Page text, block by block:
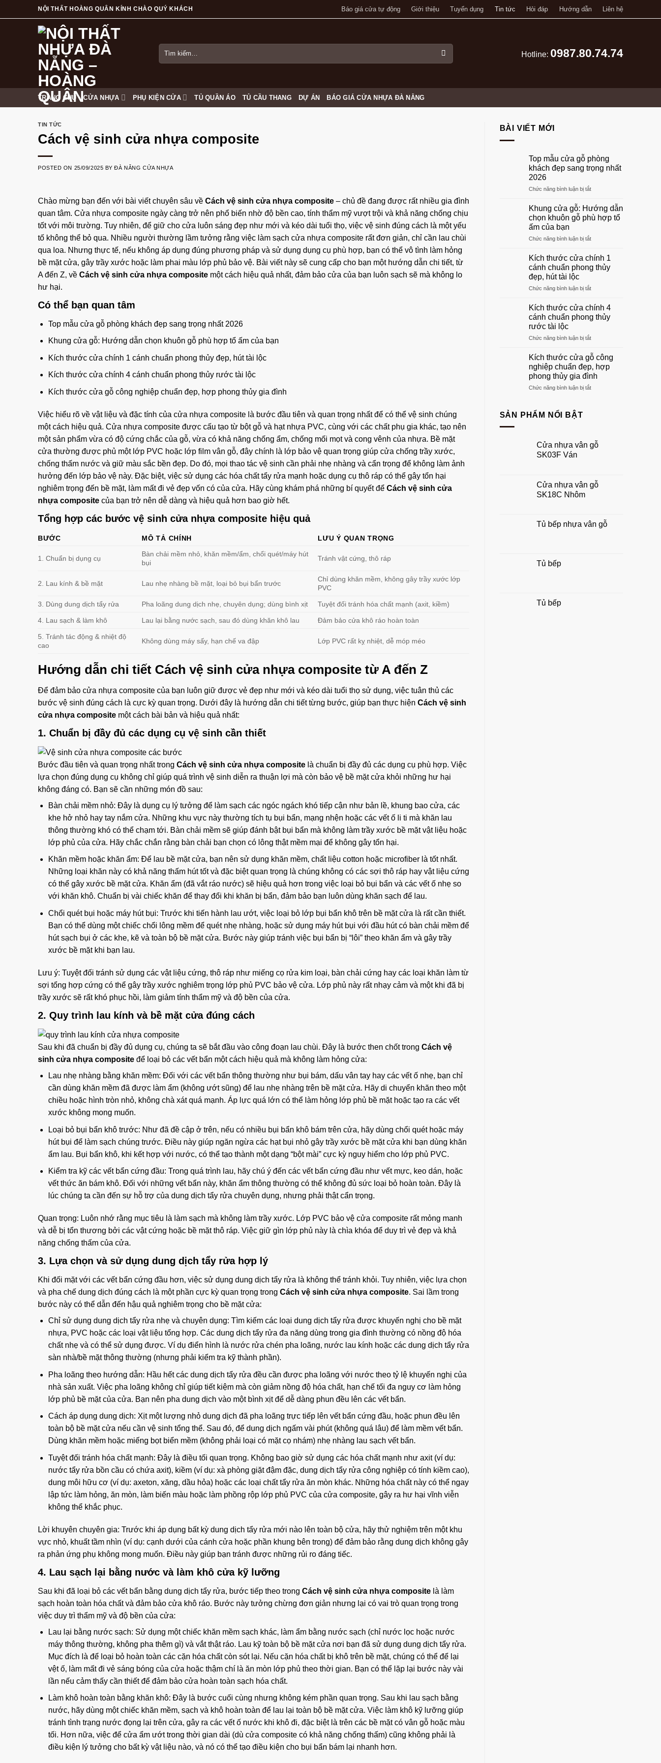
to
NỘI THẤT HOÀNG QUÂN KÍNH CHÀO QUÝ KHÁCH Báo giá cửa tự động Giới thiệu Tuyển dụng Tin tức Hỏi đáp Hướng dẫn Liên hệ
Tìm
kiếm:
Hotline: 0987.80.74.74
TRANG CHỦ CỬA NHỰA PHỤ KIỆN CỬA TỦ QUẦN ÁO TỦ CẦU THANG DỰ ÁN BÁO GIÁ CỬA NHỰA ĐÀ NẴNG
TIN TỨC
Cách vệ sinh cửa nhựa composite
POSTED ON 25/09/2025 BYĐÀ NẴNG CỬA NHỰA
Chào mừng bạn đến với bài viết chuyên sâu về Cách vệ sinh cửa nhựa composite – chủ đề đang được rất nhiều gia đình
quan tâm. Cửa nhựa composite ngày càng trở nên phổ biến nhờ độ bền cao, tính thẩm mỹ vượt trội và khả năng chống chịu
tốt với môi trường. Tuy nhiên, để giữ cho cửa luôn sáng đẹp như mới và kéo dài tuổi thọ, việc vệ sinh đúng cách là một yếu
tố không thể bỏ qua. Nhiều người thường lầm tưởng rằng việc làm sạch cửa nhựa composite rất đơn giản, chỉ cần lau chùi
qua loa. Nhưng thực tế, nếu không áp dụng đúng phương pháp và sử dụng dụng cụ phù hợp, bạn có thể vô tình làm hỏng
bề mặt cửa, gây trầy xước hoặc làm phai màu lớp phủ bảo vệ. Bài viết này sẽ cung cấp cho bạn một hướng dẫn chi tiết, từ
A đến Z, về Cách vệ sinh cửa nhựa composite một cách hiệu quả nhất, đảm bảo cửa của bạn luôn sạch sẽ mà không lo
hư hại.
Có thể bạn quan tâm
Top mẫu cửa gỗ phòng khách đẹp sang trọng nhất 2026
Khung cửa gỗ: Hướng dẫn chọn khuôn gỗ phù hợp tổ ấm của bạn
Kích thước cửa chính 1 cánh chuẩn phong thủy đẹp, hút tài lộc
Kích thước cửa chính 4 cánh chuẩn phong thủy rước tài lộc
Kích thước cửa gỗ công nghiệp chuẩn đẹp, hợp phong thủy gia đình
Việc hiểu rõ về vật liệu và đặc tính của cửa nhựa composite là bước đầu tiên và quan trọng nhất để có thể vệ sinh chúng
một cách hiệu quả. Cửa nhựa composite được cấu tạo từ bột gỗ và hạt nhựa PVC, cùng với các chất phụ gia khác, tạo nên
một sản phẩm vừa có độ cứng chắc của gỗ, vừa có khả năng chống ẩm, chống mối mọt và cong vênh của nhựa. Bề mặt
cửa thường được phủ một lớp PVC hoặc lớp film vân gỗ, đây chính là lớp bảo vệ quan trọng giúp cửa chống trầy xước,
chống thấm nước và giữ màu sắc bền đẹp. Do đó, mọi thao tác vệ sinh cần phải nhẹ nhàng và cẩn trọng để không làm ảnh
hưởng đến lớp bảo vệ này. Đặc biệt, việc sử dụng các hóa chất tẩy rửa mạnh hoặc dụng cụ thô ráp có thể gây tổn hại
nghiêm trọng đến bề mặt, làm mất đi vẻ đẹp vốn có của cửa. Hãy cùng khám phá những bí quyết để Cách vệ sinh cửa
nhựa composite của bạn trở nên dễ dàng và hiệu quả hơn bao giờ hết.
Tổng hợp các bước vệ sinh cửa nhựa composite hiệu quả
BƯỚC MÔ TẢ CHÍNH LƯU Ý QUAN TRỌNG
1. Chuẩn bị dụng cụ
Bàn chải mềm nhỏ, khăn mềm/ẩm, chổi quét/máy hút
bụi
Tránh vật cứng, thô ráp
2. Lau kính & bề mặt Lau nhẹ nhàng bề mặt, loại bỏ bụi bẩn trước
Chỉ dùng khăn mềm, không gây trầy xước lớp
PVC
3. Dùng dung dịch tẩy rửa Pha loãng dung dịch nhẹ, chuyên dụng; dùng bình xịt Tuyệt đối tránh hóa chất mạnh (axit, kiềm)
4. Lau sạch & làm khô Lau lại bằng nước sạch, sau đó dùng khăn khô lau Đảm bảo cửa khô ráo hoàn toàn
5. Tránh tác động & nhiệt độ
cao
Không dùng máy sấy, hạn chế va đập Lớp PVC rất kỵ nhiệt, dễ móp méo
Hướng dẫn chi tiết Cách vệ sinh cửa nhựa composite từ A đến Z
Để đảm bảo cửa nhựa composite của bạn luôn giữ được vẻ đẹp như mới và kéo dài tuổi thọ sử dụng, việc tuân thủ các
bước vệ sinh đúng cách là cực kỳ quan trọng. Dưới đây là hướng dẫn chi tiết từng bước, giúp bạn thực hiện Cách vệ sinh
cửa nhựa composite một cách bài bản và hiệu quả nhất:
1. Chuẩn bị đầy đủ các dụng cụ vệ sinh cần thiết
Bước đầu tiên và quan trọng nhất trong Cách vệ sinh cửa nhựa composite là chuẩn bị đầy đủ các dụng cụ phù hợp. Việc
lựa chọn đúng dụng cụ không chỉ giúp quá trình vệ sinh diễn ra thuận lợi mà còn bảo vệ bề mặt cửa khỏi những hư hại
không đáng có. Bạn sẽ cần những món đồ sau:
Bàn chải mềm nhỏ: Đây là dụng cụ lý tưởng để làm sạch các ngóc ngách khó tiếp cận như bản lề, khung bao cửa, các
khe hở nhỏ hay tay nắm cửa. Những khu vực này thường tích tụ bụi bẩn, mạng nhện hoặc các vết ố li ti mà khăn lau
thông thường khó có thể chạm tới. Bàn chải mềm sẽ giúp đánh bật bụi bẩn mà không làm trầy xước bề mặt vật liệu hoặc
lớp phủ của cửa. Hãy chắc chắn rằng bàn chải bạn chọn có lông thật mềm mại để không gây tổn hại.
Khăn mềm hoặc khăn ẩm: Để lau bề mặt cửa, bạn nên sử dụng khăn mềm, chất liệu cotton hoặc microfiber là tốt nhất.
Những loại khăn này có khả năng thấm hút tốt và đặc biệt quan trọng là chúng không có các sợi thô ráp hay vật liệu cứng
có thể gây xước bề mặt cửa. Khăn ẩm (đã vắt ráo nước) sẽ hiệu quả hơn trong việc loại bỏ bụi bẩn và các vết ố nhẹ so
với khăn khô. Chuẩn bị vài chiếc khăn để thay đổi khi khăn bị bẩn, đảm bảo bạn luôn dùng khăn sạch để lau.
Chổi quét bụi hoặc máy hút bụi: Trước khi tiến hành lau ướt, việc loại bỏ lớp bụi bẩn khô trên bề mặt cửa là rất cần thiết.
Bạn có thể dùng một chiếc chổi lông mềm để quét nhẹ nhàng, hoặc sử dụng máy hút bụi với đầu hút có bàn chải mềm để
hút sạch bụi ở các khe, kẽ và toàn bộ bề mặt cửa. Bước này giúp tránh việc bụi bẩn bị “lôi” theo khăn ẩm và gây trầy
xước bề mặt khi bạn lau.
Lưu ý: Tuyệt đối tránh sử dụng các vật liệu cứng, thô ráp như miếng cọ rửa kim loại, bàn chải cứng hay các loại khăn làm từ
sợi tổng hợp cứng có thể gây trầy xước nghiêm trọng lớp phủ PVC bảo vệ cửa. Lớp phủ này rất nhạy cảm và một khi đã bị
trầy xước sẽ rất khó phục hồi, làm giảm tính thẩm mỹ và độ bền của cửa.
2. Quy trình lau kính và bề mặt cửa đúng cách
Sau khi đã chuẩn bị đầy đủ dụng cụ, chúng ta sẽ bắt đầu vào công đoạn lau chùi. Đây là bước then chốt trong Cách vệ
sinh cửa nhựa composite để loại bỏ các vết bẩn một cách hiệu quả mà không làm hỏng cửa:
Lau nhẹ nhàng bằng khăn mềm: Đối với các vết bẩn thông thường như bụi bám, dấu vân tay hay các vết ố nhẹ, bạn chỉ
cần dùng khăn mềm đã được làm ẩm (không ướt sũng) để lau nhẹ nhàng trên bề mặt cửa. Hãy di chuyển khăn theo một
chiều hoặc hình tròn nhỏ, không chà xát quá mạnh. Áp lực quá lớn có thể làm hỏng lớp phủ bề mặt hoặc tạo ra các vết
xước không mong muốn.
Loại bỏ bụi bẩn khô trước: Như đã đề cập ở trên, nếu có nhiều bụi bẩn khô bám trên cửa, hãy dùng chổi quét hoặc máy
hút bụi để làm sạch chúng trước. Điều này giúp ngăn ngừa các hạt bụi nhỏ gây trầy xước bề mặt cửa khi bạn dùng khăn
ẩm lau. Bụi bẩn khô, khi kết hợp với nước, có thể tạo thành một dạng “bột mài” cực kỳ nguy hiểm cho lớp phủ PVC.
Kiểm tra kỹ các vết bẩn cứng đầu: Trong quá trình lau, hãy chú ý đến các vết bẩn cứng đầu như vết mực, keo dán, hoặc
vết thức ăn bám khô. Đối với những vết bẩn này, khăn ẩm thông thường có thể không đủ sức loại bỏ hoàn toàn. Đây là
lúc chúng ta cần đến sự hỗ trợ của dung dịch tẩy rửa chuyên dụng, nhưng phải thật cẩn trọng.
Quan trọng: Luôn nhớ rằng mục tiêu là làm sạch mà không làm trầy xước. Lớp PVC bảo vệ cửa composite rất mỏng manh
và dễ bị tổn thương bởi các vật cứng hoặc bề mặt thô ráp. Việc giữ gìn lớp phủ này là chìa khóa để duy trì vẻ đẹp và khả
năng chống thấm của cửa.
3. Lựa chọn và sử dụng dung dịch tẩy rửa hợp lý
Khi đối mặt với các vết bẩn cứng đầu hơn, việc sử dụng dung dịch tẩy rửa là không thể tránh khỏi. Tuy nhiên, việc lựa chọn
và pha chế dung dịch đúng cách là một phần cực kỳ quan trọng trong Cách vệ sinh cửa nhựa composite. Sai lầm trong
bước này có thể dẫn đến hậu quả nghiêm trọng cho bề mặt cửa:
Chỉ sử dụng dung dịch tẩy rửa nhẹ và chuyên dụng: Tìm kiếm các loại dung dịch tẩy rửa được khuyến nghị cho bề mặt
nhựa, PVC hoặc các loại vật liệu tổng hợp. Các dung dịch tẩy rửa đa năng dùng trong gia đình thường có nồng độ hóa
chất nhẹ và có thể sử dụng được. Ví dụ điển hình là nước rửa chén pha loãng, nước lau kính hoặc các dung dịch tẩy rửa
sàn nhà/bề mặt thông thường (nhưng phải kiểm tra kỹ thành phần).
Pha loãng theo hướng dẫn: Hầu hết các dung dịch tẩy rửa đều cần được pha loãng với nước theo tỷ lệ khuyến nghị của
nhà sản xuất. Việc pha loãng không chỉ giúp tiết kiệm mà còn giảm nồng độ hóa chất, hạn chế tối đa nguy cơ làm hỏng
lớp phủ bề mặt của cửa. Bạn nên pha dung dịch vào một bình xịt để dễ dàng phun đều lên các vết bẩn.
Cách áp dụng dung dịch: Xịt một lượng nhỏ dung dịch đã pha loãng trực tiếp lên vết bẩn cứng đầu, hoặc phun đều lên
toàn bộ bề mặt cửa nếu cần vệ sinh tổng thể. Sau đó, để dung dịch ngấm vài phút (không quá lâu) để làm mềm vết bẩn.
Dùng khăn mềm hoặc miếng bọt biển mềm (không phải loại có mặt cọ nhám) nhẹ nhàng lau sạch vết bẩn.
Tuyệt đối tránh hóa chất mạnh: Đây là điều tối quan trọng. Không bao giờ sử dụng các hóa chất mạnh như axit (ví dụ:
nước tẩy rửa bồn cầu có chứa axit), kiềm (ví dụ: xà phòng giặt đậm đặc, dung dịch tẩy rửa công nghiệp có tính kiềm cao),
dung môi hữu cơ (ví dụ: axeton, xăng, dầu hỏa) hoặc các loại chất tẩy rửa ăn mòn khác. Những hóa chất này có thể ngay
lập tức làm hỏng, ăn mòn, làm biến màu hoặc làm phồng rộp lớp phủ PVC của cửa composite, gây ra hư hại vĩnh viễn
không thể khắc phục.
Lời khuyên chuyên gia: Trước khi áp dụng bất kỳ dung dịch tẩy rửa mới nào lên toàn bộ cửa, hãy thử nghiệm trên một khu
vực nhỏ, khuất tầm nhìn (ví dụ: cạnh dưới của cánh cửa hoặc phần khung bên trong) để đảm bảo rằng dung dịch không gây
ra phản ứng phụ không mong muốn. Điều này giúp bạn tránh được những rủi ro đáng tiếc.
4. Lau sạch lại bằng nước và làm khô cửa kỹ lưỡng
Sau khi đã loại bỏ các vết bẩn bằng dung dịch tẩy rửa, bước tiếp theo trong Cách vệ sinh cửa nhựa composite là làm
sạch hoàn toàn hóa chất và đảm bảo cửa khô ráo. Bước này tưởng chừng đơn giản nhưng lại có vai trò quan trọng trong
việc duy trì thẩm mỹ và độ bền của cửa:
Lau lại bằng nước sạch: Sử dụng một chiếc khăn mềm sạch khác, làm ẩm bằng nước sạch (chỉ nước lọc hoặc nước
máy thông thường, không pha thêm gì) và vắt thật ráo. Lau kỹ toàn bộ bề mặt cửa nơi bạn đã sử dụng dung dịch tẩy rửa.
Mục đích là để loại bỏ hoàn toàn các cặn hóa chất còn sót lại. Nếu cặn hóa chất bị khô trên bề mặt, chúng có thể để lại
vệt ố, làm mất đi vẻ sáng bóng của cửa hoặc thậm chí là ăn mòn lớp phủ theo thời gian. Bạn có thể lặp lại bước này vài
lần nếu cảm thấy cần thiết để đảm bảo cửa hoàn toàn sạch hóa chất.
Làm khô hoàn toàn bằng khăn khô: Đây là bước cuối cùng nhưng không kém phần quan trọng. Sau khi lau sạch bằng
nước, hãy dùng một chiếc khăn mềm, sạch và khô hoàn toàn để lau lại toàn bộ bề mặt cửa. Việc làm khô kỹ lưỡng giúp
tránh tình trạng nước đọng lại trên cửa, gây ra các vết ố nước khi khô đi, đặc biệt là trên các bề mặt có vân gỗ hoặc màu
tối. Hơn nữa, việc để cửa ẩm ướt trong thời gian dài (dù cửa composite có khả năng chống thấm) cũng không phải là
điều kiện lý tưởng cho bất kỳ vật liệu nào, và nó có thể tạo điều kiện cho bụi bẩn bám lại nhanh hơn.
BÀI VIẾT MỚI
Top mẫu cửa gỗ phòng
khách đẹp sang trọng nhất
2026
Chức năng bình luận bị tắtở
mẫu
cửa
gỗ
khách
sang
trọng
nhất
Khung cửa gỗ: Hướng dẫn
chọn khuôn gỗ phù hợp tổ
ấm của bạn
Chức năng bình luận bị tắtở
cửa
Hướng
chọn
gỗ
phù
hợp
ấm
bạn
Kích thước cửa chính 1
cánh chuẩn phong thủy
đẹp, hút tài lộc
Chức năng bình luận bị tắtở
thước
cửa
chính
cánh
phong
thủy
đẹp,
hút
tài
Kích thước cửa chính 4
cánh chuẩn phong thủy
rước tài lộc
Chức năng bình luận bị tắtở
thước
cửa
chính
4
cánh
Kích thước cửa gỗ công
nghiệp chuẩn đẹp, hợp
phong thủy gia đình
Chức năng bình luận bị tắtở
chuẩn
thủy
gia
SẢN PHẨM NỔI BẬT
Cửa nhựa vân gỗ
SK03F Ván
Cửa nhựa vân gỗ
SK18C Nhôm
Tủ bếp nhựa vân gỗ
Tủ bếp
Tủ bếp